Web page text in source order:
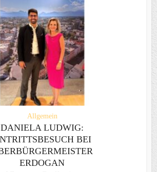
Allgemein
DANIELA LUDWIG:
BEI
ERDOGAN